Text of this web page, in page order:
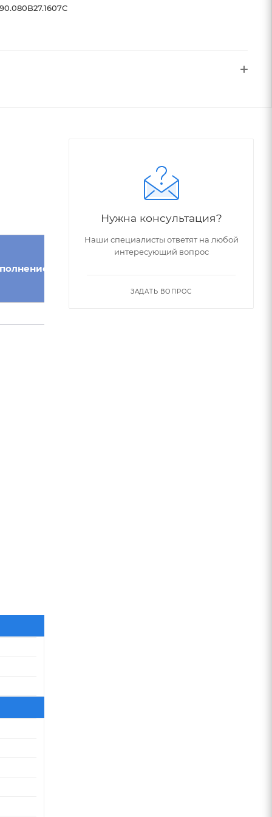
Нужна консультация?
Наши специалисты ответят на любой
интересующий вопрос
ЗАДАТЬ ВОПРОС